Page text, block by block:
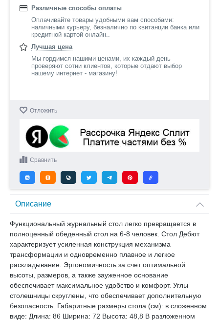
Различные способы оплаты
Оплачивайте товары удобными вам способами:
наличными курьеру, безналично по квитанции банка или
кредитной картой онлайн..
Лучшая цена
Мы гордимся нашими ценами, их каждый день
проверяют сотни клиентов, которые отдают выбор
нашему интернет - магазину!
Отложить
Сравнить
Описание
Функциональный журнальный стол легко превращается в
полноценный обеденный стол на 6-8 человек. Стол Дебют
характеризует усиленная конструкция механизма
трансформации и одновременно плавное и легкое
раскладывание. Эргономичность за счет оптимальной
высоты, размеров, а также зауженное основание
обеспечивает максимальное удобство и комфорт. Углы
столешницы скруглены, что обеспечивает дополнительную
безопасность. Габаритные размеры стола (см): в сложенном
виде: Длина: 86 Ширина: 72 Высота: 48,8 В разложенном